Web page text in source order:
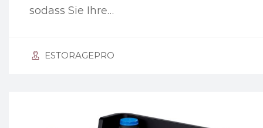
sodass Sie Ihre…
ESTORAGEPRO